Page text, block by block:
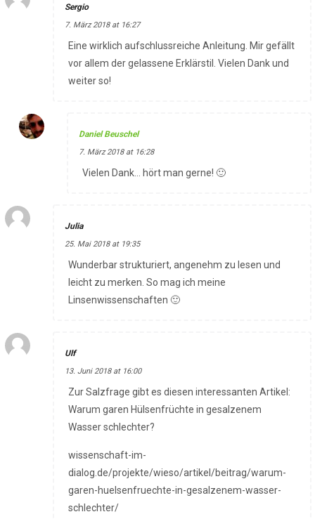
Sergio
7. März 2018 at 16:27
Eine wirklich aufschlussreiche Anleitung. Mir gefällt
vor allem der gelassene Erklärstil. Vielen Dank und
weiter so!
Daniel Beuschel
7. März 2018 at 16:28
Vielen Dank… hört man gerne! 🙂
Julia
25. Mai 2018 at 19:35
Wunderbar strukturiert, angenehm zu lesen und
leicht zu merken. So mag ich meine
Linsenwissenschaften 🙂
Ulf
13. Juni 2018 at 16:00
Zur Salzfrage gibt es diesen interessanten Artikel:
Warum garen Hülsenfrüchte in gesalzenem
Wasser schlechter?
wissenschaft-im-
dialog.de/projekte/wieso/artikel/beitrag/warum-
garen-huelsenfruechte-in-gesalzenem-wasser-
schlechter/